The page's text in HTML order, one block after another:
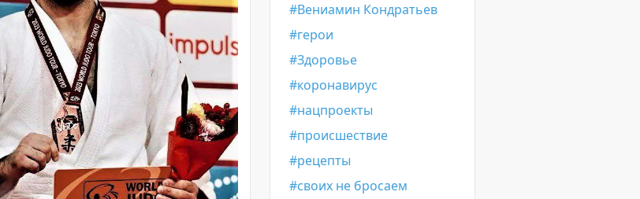
Вениамин Кондратьев
герои
Здоровье
коронавирус
нацпроекты
происшествие
рецепты
своих не бросаем